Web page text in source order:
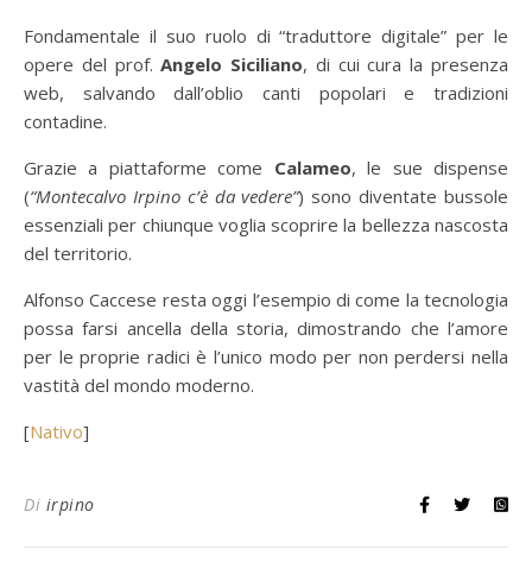
Fondamentale il suo ruolo di “traduttore digitale” per le
opere del prof.Angelo Siciliano, di cui cura la presenza
web, salvando dall’oblio canti popolari e tradizioni
contadine.
Grazie a piattaforme come Calameo, le sue dispense
(“Montecalvo Irpino c’è da vedere”) sono diventate bussole
essenziali per chiunque voglia scoprire la bellezza nascosta
del territorio.
Alfonso Caccese resta oggi l’esempio di come la tecnologia
possa farsi ancella della storia, dimostrando che l’amore
per le proprie radici è l’unico modo per non perdersi nella
vastità del mondo moderno.
[Nativo]
Di irpino